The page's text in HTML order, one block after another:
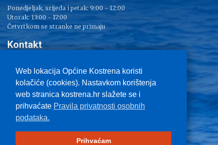
Web lokacija Općine Kostrena koristi
kolačiće (cookies). Nastavkom korištenja
web stranica kostrena.hr slažete se i
prihvaćate Pravila privatnosti osobnih
podataka.
Prihvaćam
Ponedjeljak, srijeda i petak: 9:00 - 12:00
Utorak: 13:00 - 17:00
Četvrtkom se stranke ne primaju
Kontakt
Tel: 051/ 209 000
Fax: 051/ 289 400
E-mail:kostrena@kostrena.hr
Kontakt informacije
Uvjeti korištenja
Pravo na pristup informacijama
Zaštita privatnosti